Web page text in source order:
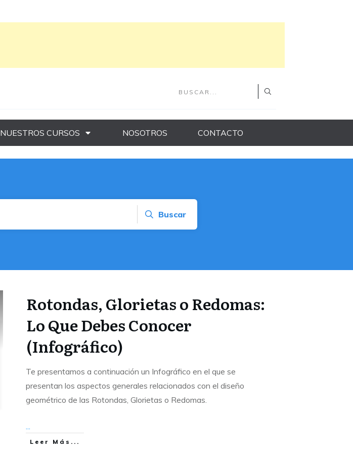
NUESTROS CURSOS NOSOTROS CONTACTO
Buscar
Rotondas, Glorietas o Redomas:
Lo Que Debes Conocer
(Infográfico)
Te presentamos a continuación un Infográfico en el que se
presentan los aspectos generales relacionados con el diseño
geométrico de las Rotondas, Glorietas o Redomas.
...
Leer Más...